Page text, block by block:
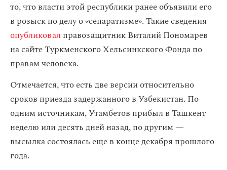
то, что власти этой республики ранее объявили его
в розыск по делу о «сепаратизме». Такие сведения
опубликовал правозащитник Виталий Пономарев
на сайте Туркменского Хельсинкского Фонда по
правам человека.
Отмечается, что есть две версии относительно
сроков приезда задержанного в Узбекистан. По
одним источникам, Утамбетов прибыл в Ташкент
неделю или десять дней назад, по другим —
высылка состоялась еще в конце декабря прошлого
года.